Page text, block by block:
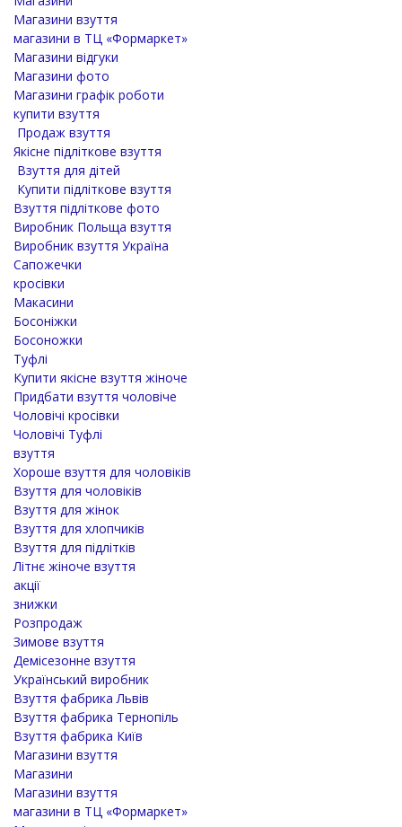
Магазини взуття
магазини в ТЦ «Формаркет»
Магазини відгуки
Магазини фото
Магазини графік роботи
купити взуття
Продаж взуття
Якісне підліткове взуття
Взуття для дітей
Купити підліткове взуття
Взуття підліткове фото
Виробник Польща взуття
Виробник взуття Україна
Сапожечки
кросівки
Макасини
Босоніжки
Босоножки
Туфлі
Купити якісне взуття жіноче
Придбати взуття чоловіче
Чоловічі кросівки
Чоловічі Туфлі
взуття
Хороше взуття для чоловіків
Взуття для чоловіків
Взуття для жінок
Взуття для хлопчиків
Взуття для підлітків
Літнє жіноче взуття
акції
знижки
Розпродаж
Зимове взуття
Демісезонне взуття
Український виробник
Взуття фабрика Львів
Взуття фабрика Тернопіль
Взуття фабрика Київ
Магазини взуття
Магазини
Магазини взуття
магазини в ТЦ «Формаркет»